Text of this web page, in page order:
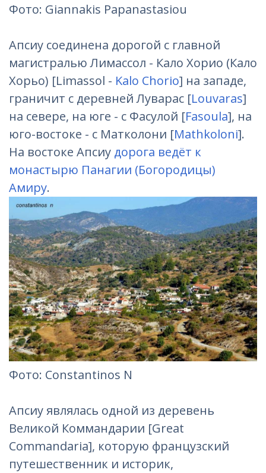
Фотo: Giannakis Papanastasiou
Апсиу соединена дорогой с главной
магистралью Лимассол - Кало Хорио (Кало
Хорьо) [Limassol - Kalo Chorio] на западе,
граничит с деревней Луварас [Louvaras]
на севере, на юге - с Фасулой [Fasoula], на
юго-востоке - с Матколони [Mathkoloni].
На востоке Апсиу дорога ведёт к
монастырю Панагии (Богородицы)
Амиру.
Фотo: Constantinos N
Апсиу являлась одной из деревень
Великой Коммандарии [Great
Commandaria], которую французский
путешественник и историк,